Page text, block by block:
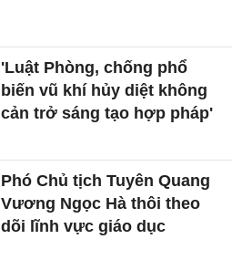
'Luật Phòng, chống phổ
biến vũ khí hủy diệt không
cản trở sáng tạo hợp pháp'
Phó Chủ tịch Tuyên Quang
Vương Ngọc Hà thôi theo
dõi lĩnh vực giáo dục